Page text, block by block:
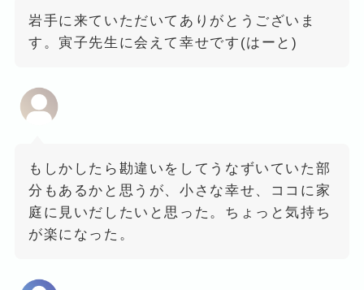
岩手に来ていただいてありがとうございま
す。寅子先生に会えて幸せです(はーと)
もしかしたら勘違いをしてうなずいていた部
分もあるかと思うが、小さな幸せ、ココに家
庭に見いだしたいと思った。ちょっと気持ち
が楽になった。